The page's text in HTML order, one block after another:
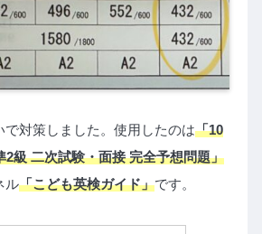
で対策しました。使用したのは「10
2級 二次試験・面接 完全予想問題」
ル「こども英検ガイド」です。